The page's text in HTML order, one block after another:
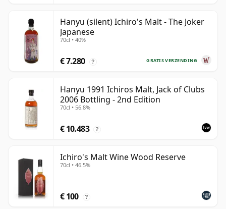
Hanyu (silent) Ichiro's Malt - The Joker
Japanese
70cl • 40%
GRATIS VERZENDING
€ 7.280 ?
Hanyu 1991 Ichiros Malt, Jack of Clubs
2006 Bottling - 2nd Edition
70cl • 56.8%
€ 10.483 ?
Ichiro's Malt Wine Wood Reserve
70cl • 46.5%
€ 100 ?